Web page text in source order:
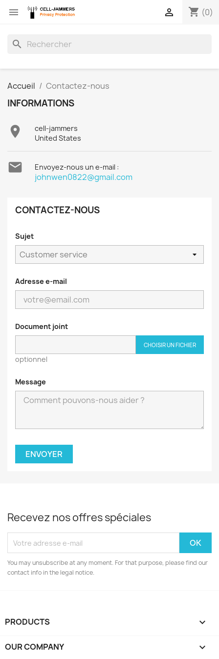
 shopping_cart (0)

search
Accueil Contactez-nous
INFORMATIONS

cell-jammers
United States
 Envoyez-nous un e-mail :
johnwen0822@gmail.com
CONTACTEZ-NOUS
Sujet
Adresse e-mail
Document joint
CHOISIR UN FICHIER
optionnel
Message
Recevez nos offres spéciales
You may unsubscribe at any moment. For that purpose, please find our
contact info in the legal notice.
PRODUCTS 
OUR COMPANY 